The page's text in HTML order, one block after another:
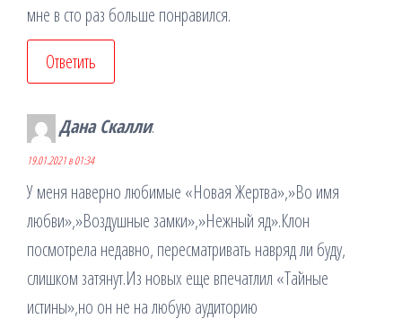
мне в сто раз больше понравился.
Ответить
Дана Скалли:
19.01.2021 в 01:34
У меня наверно любимые «Новая Жертва»,»Во имя
любви»,»Воздушные замки»,»Нежный яд».Клон
посмотрела недавно, пересматривать навряд ли буду,
слишком затянут.Из новых еще впечатлил «Тайные
истины»,но он не на любую аудиторию